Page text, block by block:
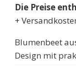
Die Preise
+
Blumenbeet
Design mit